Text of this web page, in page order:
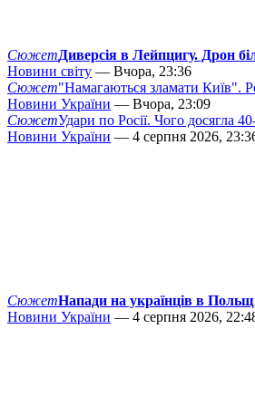
СюжетДиверсія в Лейпцигу. Дрон
Новини світу — Вчора, 23:36
Сюжет"Намагаються зламати Київ".
Новини України — Вчора, 23:09
СюжетУдари по Росії. Чого досягла
Новини України — 4 серпня 2026,
СюжетНапади на українців в
Новини України — 4 серпня 2026,